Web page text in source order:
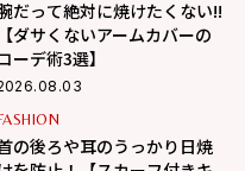
だって絶対に焼けたくない!!
【ダサくないアームカバーの
ーデ術3選】
の後ろや耳のうっかり日焼